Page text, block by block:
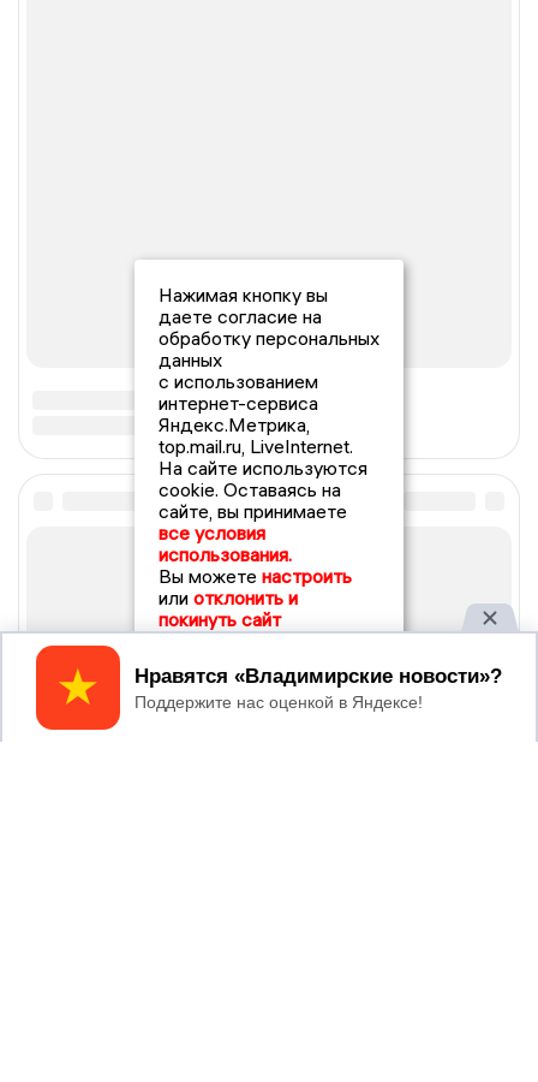
Нажимая кнопку вы
даете согласие на
обработку персональных
данных
с использованием
интернет-сервиса
Яндекс.Метрика,
top.mail.ru, LiveInternet.
На сайте используются
cookie. Оставаясь на
сайте, вы принимаете
все условия
использования.
Вы можете настроить
или отклонить и
покинуть сайт
Принять